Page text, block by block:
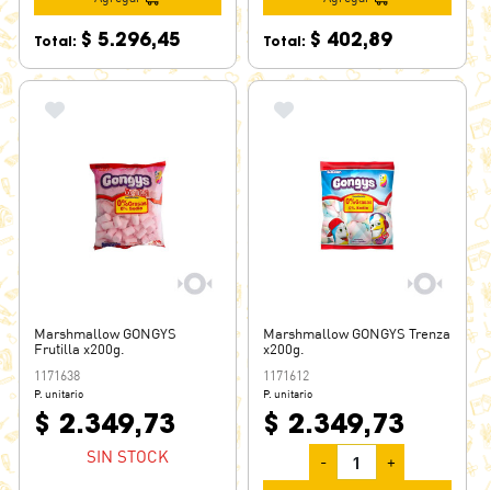
Total: $ 5.296,45 Total: $ 402,89
Marshmallow GONGYS
Frutilla x200g.
1171638
P. unitario
$ 2.349,73
SIN STOCK
Marshmallow GONGYS Trenza
x200g.
1171612
P. unitario
$ 2.349,73
- +